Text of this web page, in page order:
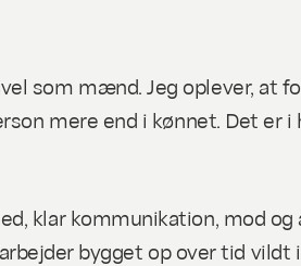
som mænd. Jeg oplever, at
mere end i kønnet. Det er
klar kommunikation, mod og
bygget op over tid vildt